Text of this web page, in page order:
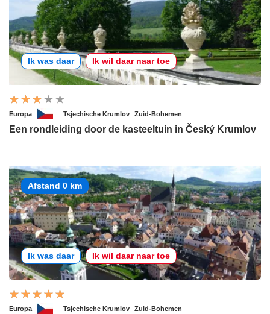
Ik was daar Ik wil daar naar toe
Europa Tsjechische Krumlov Zuid-Bohemen
Een rondleiding door de kasteeltuin in Český Krumlov
Afstand 0 km
Ik was daar Ik wil daar naar toe
Europa Tsjechische Krumlov Zuid-Bohemen